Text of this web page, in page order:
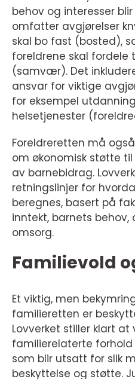
behov og interesser
omfatter avgjørelser
skal bo fast (bosted),
foreldrene skal fordele
(samvær). Det
ansvar for viktige
for eksempel
helsetjenester
Foreldreretten må
om økonomisk støtte
av barnebidrag.
retningslinjer for
beregnes, basert på
inntekt, barnets
omsorg.
Familievold
Et viktig, men
familieretten er
Lovverket stiller klart
familierelaterte
som blir utsatt for slik
beskyttelse og støtte.